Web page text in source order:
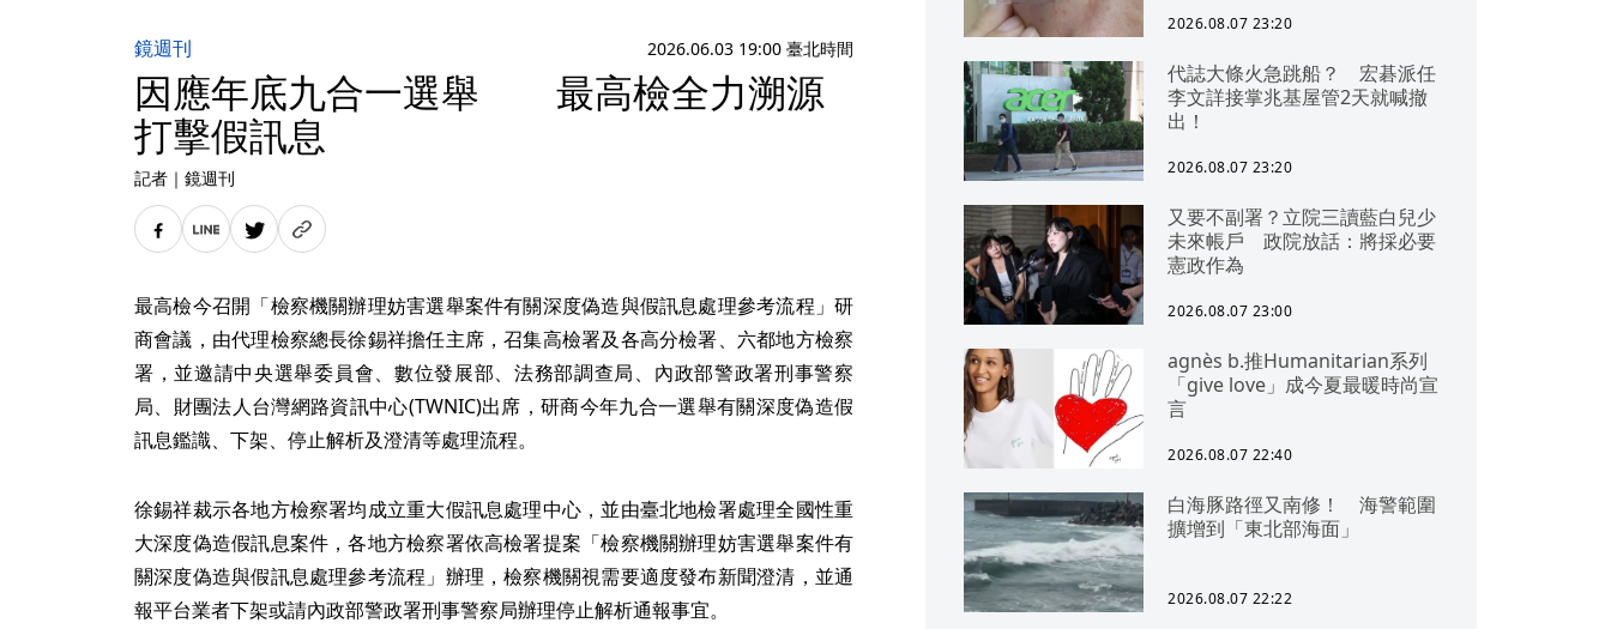
鏡週刊 2026.06.03 19:00 臺北時間
因應年底九合一選舉 最高檢全力溯源
打擊假訊息
記者 ｜ 鏡週刊
最高檢今召開「檢察機關辦理妨害選舉案件有關深度偽造與假訊息處理參考流程」研
商會議，由代理檢察總長徐錫祥擔任主席，召集高檢署及各高分檢署、六都地方檢察
署，並邀請中央選舉委員會、數位發展部、法務部調查局、內政部警政署刑事警察
局、財團法人台灣網路資訊中心(TWNIC)出席，研商今年九合一選舉有關深度偽造假
訊息鑑識、下架、停止解析及澄清等處理流程。
徐錫祥裁示各地方檢察署均成立重大假訊息處理中心，並由臺北地檢署處理全國性重
大深度偽造假訊息案件，各地方檢察署依高檢署提案「檢察機關辦理妨害選舉案件有
關深度偽造與假訊息處理參考流程」辦理，檢察機關視需要適度發布新聞澄清，並通
報平台業者下架或請內政部警政署刑事警察局辦理停止解析通報事宜。
2026.08.07 23:20
代誌大條火急跳船？ 宏碁派任
李文詳接掌兆基屋管2天就喊撤
出！
2026.08.07 23:20
又要不副署？立院三讀藍白兒少
未來帳戶 政院放話：將採必要
憲政作為
2026.08.07 23:00
agnès b.推Humanitarian系列
「give love」成今夏最暖時尚宣
言
2026.08.07 22:40
白海豚路徑又南修！ 海警範圍
擴增到「東北部海面」
2026.08.07 22:22